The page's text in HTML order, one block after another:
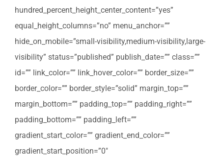
hundred_percent_height_center_content=”yes”
equal_height_columns=”no” menu_anchor=””
hide_on_mobile=”small-visibility,medium-visibility,large-
visibility” status=”published” publish_date=”” class=””
id=”” link_color=”” link_hover_color=”” border_size=””
border_color=”” border_style=”solid” margin_top=””
margin_bottom=”” padding_top=”” padding_right=””
padding_bottom=”” padding_left=””
gradient_start_color=”” gradient_end_color=””
gradient_start_position=”0″